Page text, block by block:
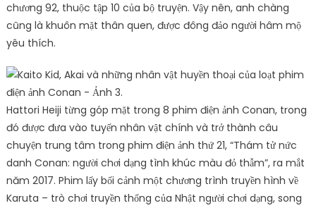
chương 92, thuộc tập 10 của bộ truyện. Vậy nên, anh chàng
cũng là khuôn mặt thân quen, được đông đảo người hâm mộ
yêu thích.
Hattori Heiji từng góp mặt trong 8 phim điện ảnh Conan, trong
đó được đưa vào tuyến nhân vật chính và trở thành câu
chuyện trung tâm trong phim điện ảnh thứ 21, “Thám tử nức
danh Conan: người chơi dạng tình khúc màu đỏ thẫm”, ra mắt
năm 2017. Phim lấy bối cảnh một chương trình truyền hình về
Karuta – trò chơi truyền thống của Nhật người chơi dạng, song